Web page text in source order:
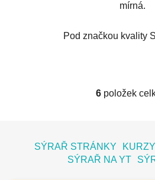
mírná.
Pod značkou kvality
O
d
a
c
6 položek
SÝRAŘ STRÁNKY
SÝRAŘ NA YT